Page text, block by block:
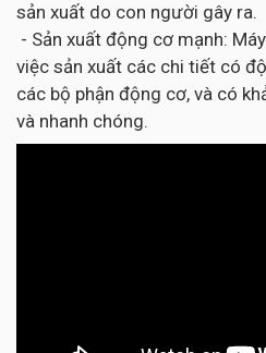
sản xuất do con người gây ra.
- Sản xuất động cơ mạnh:
việc sản xuất các chi tiết có
các bộ phận động cơ, và có
và nhanh chóng.